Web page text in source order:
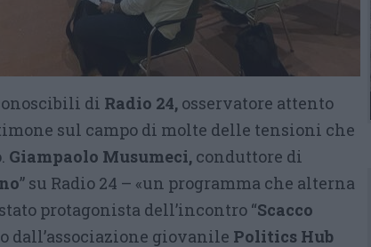
di Radio 24, osservatore attento
sul campo di molte delle tensioni che
Giampaolo Musumeci, conduttore di
” su Radio 24 – «un programma che alterna
protagonista dell’incontro “Scacco
dall’associazione giovanile Politics Hub